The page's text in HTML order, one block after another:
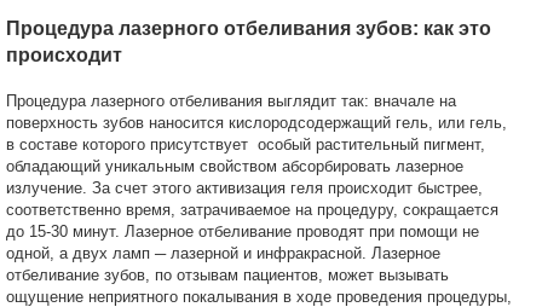
Процедура лазерного отбеливания зубов: как это
происходит
Процедура лазерного отбеливания выглядит так: вначале на
поверхность зубов наносится кислородсодержащий гель, или гель,
в составе которого присутствует особый растительный пигмент,
обладающий уникальным свойством абсорбировать лазерное
излучение. За счет этого активизация геля происходит быстрее,
соответственно время, затрачиваемое на процедуру, сокращается
до 15-30 минут. Лазерное отбеливание проводят при помощи не
одной, а двух ламп ─ лазерной и инфракрасной. Лазерное
отбеливание зубов, по отзывам пациентов, может вызывать
ощущение неприятного покалывания в ходе проведения процедуры,